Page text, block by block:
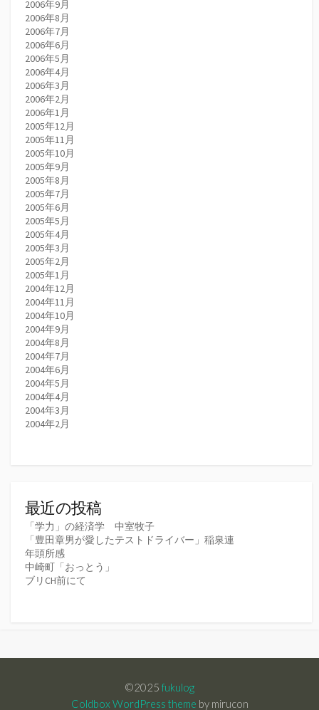
2006年9月
2006年8月
2006年7月
2006年6月
2006年5月
2006年4月
2006年3月
2006年2月
2006年1月
2005年12月
2005年11月
2005年10月
2005年9月
2005年8月
2005年7月
2005年6月
2005年5月
2005年4月
2005年3月
2005年2月
2005年1月
2004年12月
2004年11月
2004年10月
2004年9月
2004年8月
2004年7月
2004年6月
2004年5月
2004年4月
2004年3月
2004年2月
最近の投稿
「学力」の経済学 中室牧子
「豊田章男が愛したテストドライバー」稲泉連
年頭所感
中崎町「おっとう」
ブリCH前にて
©2025 fukulog
Coldbox WordPress theme by mirucon